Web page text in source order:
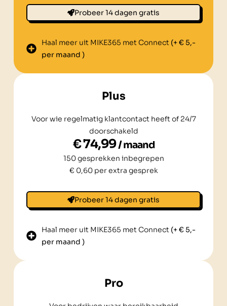
Probeer 14 dagen gratis
Haal meer uit MIKE365 met Connect (+ € 5,-
per maand )
Plus
Voor wie regelmatig klantcontact heeft of 24/7
doorschakeld
€ 74,99/ maand
150 gesprekken inbegrepen
€ 0,60 per extra gesprek
Probeer 14 dagen gratis
Haal meer uit MIKE365 met Connect (+ € 5,-
per maand )
Pro